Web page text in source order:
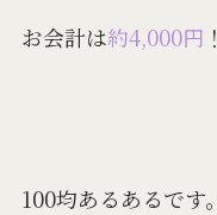
お会計は約4,000円 ！
100均あるあるです。